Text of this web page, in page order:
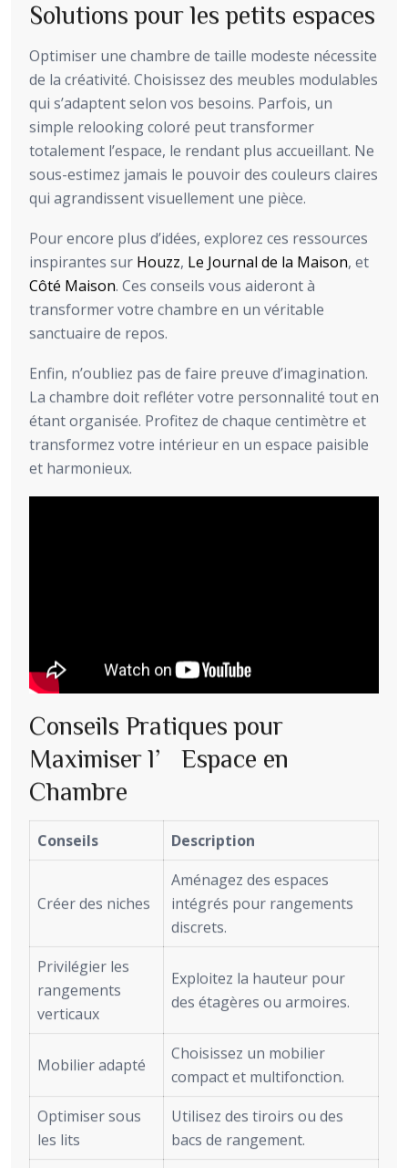
Solutions pour les petits espaces
Optimiser une chambre de taille modeste nécessite
de la créativité. Choisissez des meubles modulables
qui s’adaptent selon vos besoins. Parfois, un
simple relooking coloré peut transformer
totalement l’espace, le rendant plus accueillant. Ne
sous-estimez jamais le pouvoir des couleurs claires
qui agrandissent visuellement une pièce.
Pour encore plus d’idées, explorez ces ressources
inspirantes sur Houzz, Le Journal de la Maison, et
Côté Maison. Ces conseils vous aideront à
transformer votre chambre en un véritable
sanctuaire de repos.
Enfin, n’oubliez pas de faire preuve d’imagination.
La chambre doit refléter votre personnalité tout en
étant organisée. Profitez de chaque centimètre et
transformez votre intérieur en un espace paisible
et harmonieux.
Conseils Pratiques pour
Maximiser l’Espace en
Chambre
Conseils Description
Créer des niches
Aménagez des espaces
intégrés pour rangements
discrets.
Privilégier les
rangements
verticaux
Exploitez la hauteur pour
des étagères ou armoires.
Mobilier adapté
Choisissez un mobilier
compact et multifonction.
Optimiser sous
les lits
Utilisez des tiroirs ou des
bacs de rangement.